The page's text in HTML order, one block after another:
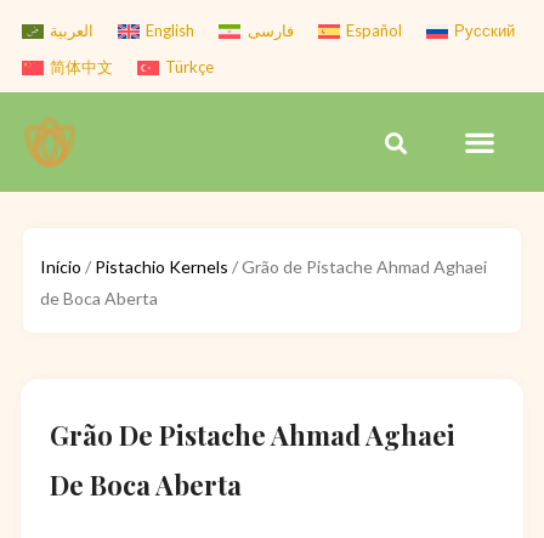
content
العربية English فارسی Español
Русский
简体中文
Türkçe
Search
Início / Pistachio Kernels / Grão de Pistache Ahmad Aghaei
de Boca Aberta
Grão De Pistache Ahmad Aghaei
De Boca Aberta